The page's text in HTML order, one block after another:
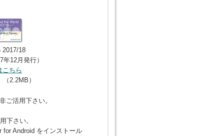
2017/18
年12月発行）
こちら
（2.2MB）
ご活用下さい。
下さい。
Android をインストール